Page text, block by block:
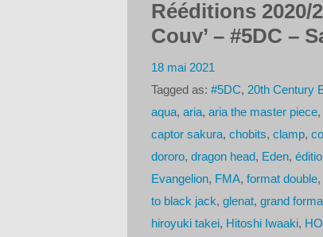
Rééditions 2020/
Couv’ – #5DC –
18 mai 2021
Tagged as: #5DC, 20th Century
aqua, aria, aria the master piece,
captor sakura, chobits, clamp,
dororo, dragon head, Eden,
Evangelion, FMA, format double,
to black jack, glenat, grand
hiroyuki takei, Hitoshi Iwaaki,